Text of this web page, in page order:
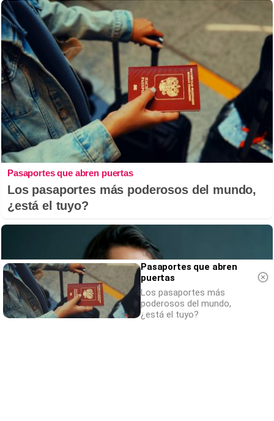
Pasaportes que abren puertas
Los pasaportes más poderosos del mundo,
¿está el tuyo?
Pasaportes que abren
puertas
Los pasaportes más
poderosos del mundo,
¿está el tuyo?